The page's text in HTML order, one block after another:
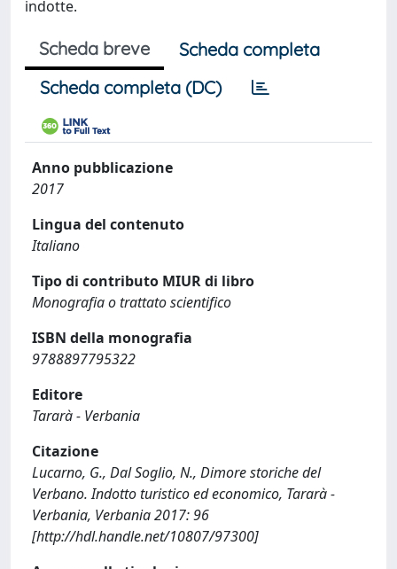
indotte.
Scheda breve
Scheda completa
Scheda completa (DC)
Anno pubblicazione
2017
Lingua del contenuto
Italiano
Tipo di contributo MIUR di libro
Monografia o trattato scientifico
ISBN della monografia
9788897795322
Editore
Tararà - Verbania
Citazione
Lucarno, G., Dal Soglio, N., Dimore storiche del
Verbano. Indotto turistico ed economico, Tararà -
Verbania, Verbania 2017: 96
[http://hdl.handle.net/10807/97300]